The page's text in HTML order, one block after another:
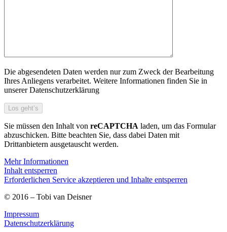
Die abgesendeten Daten werden nur zum Zweck der Bearbeitung
Ihres Anliegens verarbeitet. Weitere Informationen finden Sie in
unserer Datenschutzerklärung
Sie müssen den Inhalt von reCAPTCHA laden, um das Formular
abzuschicken. Bitte beachten Sie, dass dabei Daten mit
Drittanbietern ausgetauscht werden.
Mehr Informationen
Inhalt entsperren
Erforderlichen Service akzeptieren und Inhalte entsperren
© 2016 – Tobi van Deisner
Impressum
Datenschutzerklärung